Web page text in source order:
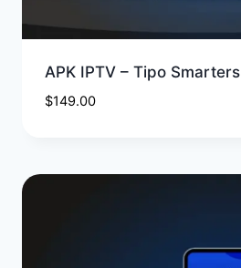
APK IPTV – Tipo Smarters
$149.00